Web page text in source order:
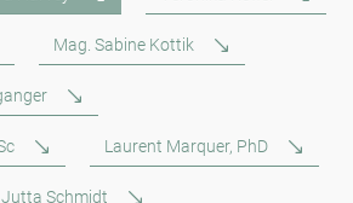
Mag. Sabine Kottik
Laurent Marquer, PhD
Jutta Schmidt